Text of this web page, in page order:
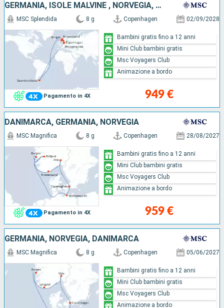
GERMANIA, ISOLE MALVINE , NORVEGIA, DANIMARCA
Pagamento in 4X
MSC Splendida 8 g Copenhagen 02/09/2028
949 €
Bambini gratis fino a 12 anni
Mini Club bambini gratis
Msc Voyagers Club
Animazione a bordo
DANIMARCA, GERMANIA, NORVEGIA
Pagamento in 4X
MSC Magnifica 8 g Copenhagen 28/08/2027
959 €
Bambini gratis fino a 12 anni
Mini Club bambini gratis
Msc Voyagers Club
Animazione a bordo
GERMANIA, NORVEGIA, DANIMARCA
MSC Magnifica 8 g Copenhagen 05/06/2027
Bambini gratis fino a 12 anni
Mini Club bambini gratis
Msc Voyagers Club
Animazione a bordo